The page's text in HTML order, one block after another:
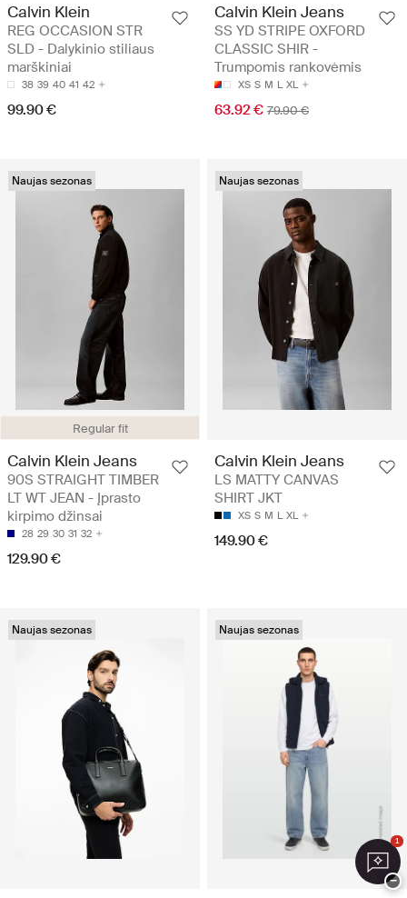
Calvin Klein
REG OCCASION STR
SLD - Dalykinio stiliaus
marškiniai
38 39 40 41 42
99.90 €
Calvin Klein Jeans
SS YD STRIPE OXFORD
CLASSIC SHIR -
Trumpomis rankovėmis
XS S M L XL
63.92 € 79.90 €
Regular fit
Naujas sezonas
Calvin Klein Jeans
90S STRAIGHT TIMBER
LT WT JEAN - Įprasto
kirpimo džinsai
28 29 30 31 32
129.90 €
Naujas sezonas
Calvin Klein Jeans
LS MATTY CANVAS
SHIRT JKT
XS S M L XL
149.90 €
Naujas sezonas Naujas sezonas
1
−